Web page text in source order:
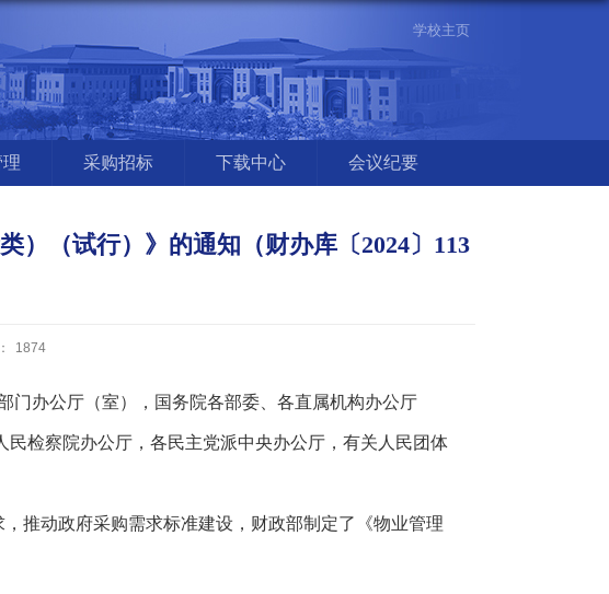
学校主页
采购招标 下载中心 会议纪要
）（试行）》的通知（财办库〔2024〕113
1874
门办公厅（室），国务院各部委、各直属机构办公厅
民检察院办公厅，各民主党派中央办公厅，有关人民团体
动政府采购需求标准建设，财政部制定了《物业管理